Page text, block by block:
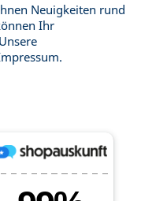
Neuigkeiten rund
Ihr